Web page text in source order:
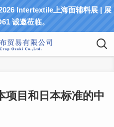
Intertextile上海面辅料展 | 展
诚邀莅临。
项目和日本标准的中